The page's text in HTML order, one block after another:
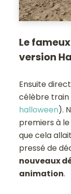
Le
version
Ensuite
célèbre train
halloween).
premiers à
que cela
pressé de
nouveaux
animation.